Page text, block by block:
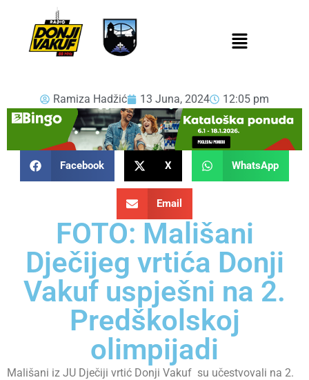
Ramiza Hadžić 13 Juna, 2024 12:05 pm
Facebook X WhatsApp
Email
FOTO: Mališani
Dječijeg vrtića Donji
Vakuf uspješni na 2.
Predškolskoj
olimpijadi
Mališani iz JU Dječiji vrtić Donji Vakuf su učestvovali na 2.